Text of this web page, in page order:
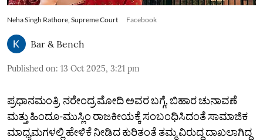
Neha Singh Rathore, Supreme Court Facebook
Bar & Bench
Published on: 13 Oct 2025, 3:21 pm
ಪ್ರಧಾನಮಂತ್ರಿ ನರೇಂದ್ರ ಮೋದಿ ಅವರ ಬಗ್ಗೆ, ಬಿಹಾರ ಚುನಾವಣೆ
ಮತ್ತು ಹಿಂದೂ-ಮುಸ್ಲಿಂ ರಾಜಕೀಯಕ್ಕೆ ಸಂಬಂಧಿಸಿದಂತೆ ಸಾಮಾಜಿಕ
ಮಾಧ್ಯಮಗಳಲ್ಲಿ ಹೇಳಿಕೆ ನೀಡಿದ ಕುರಿತಂತೆ ತಮ್ಮ ವಿರುದ್ಧ ದಾಖಲಾಗಿದ್ದ